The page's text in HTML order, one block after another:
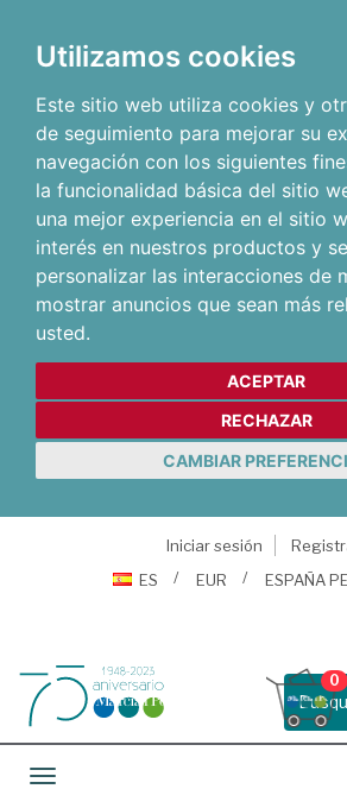
Utilizamos cookies
Este sitio web utiliza cookies y
de seguimiento para mejorar su
navegación con los siguientes
la funcionalidad básica del sitio
una mejor experiencia en el sitio
interés en nuestros productos y
personalizar las interacciones de
mostrar anuncios que sean más
usted.
ACEPTAR
RECHAZAR
CAMBIAR
Iniciar sesión
ES
EUR ESPAÑA
0
Toggle navigation